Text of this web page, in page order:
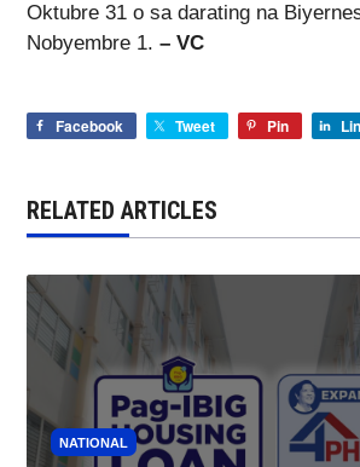
Oktubre 31 o sa darating na
Nobyembre 1. – VC
Facebook Tweet Pin
RELATED ARTICLES
NATIONAL